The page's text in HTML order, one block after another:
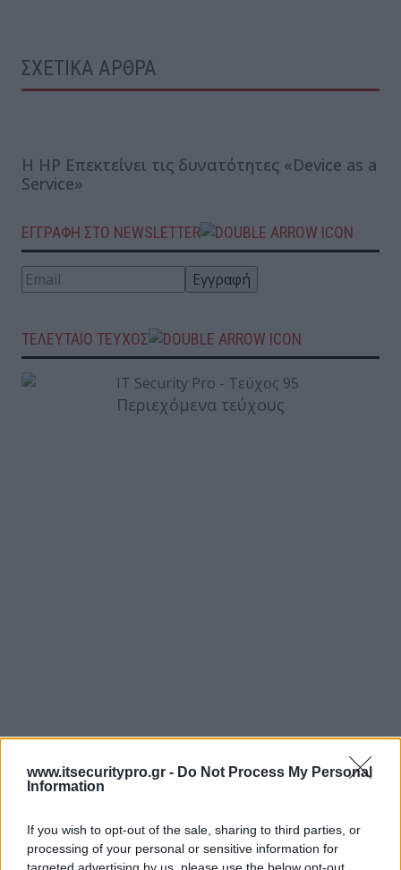
www.itsecuritypro.gr - Do Not Process My Personal
Information
If you wish to opt-out of the sale, sharing to third parties, or
processing of your personal or sensitive information for
ΣΧΕΤΙΚΑ ΑΡΘΡΑ
Η HP Επεκτείνει τις δυνατότητες «Device as a
Service»
ΕΓΓΡΑΦΗ ΣΤΟ NEWSLETTER
ΤΕΛΕΥΤΑΙΟ ΤΕΥΧΟΣ
Περιεχόμενα τεύχους